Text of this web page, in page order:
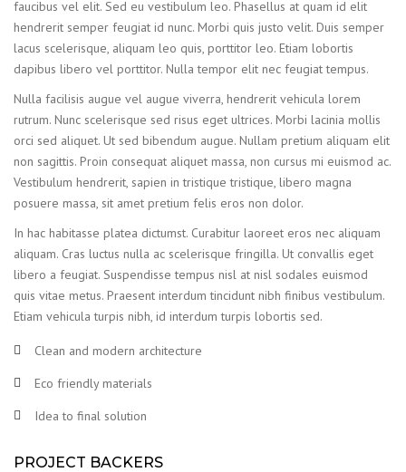
faucibus vel elit. Sed eu vestibulum leo. Phasellus at quam id elit
hendrerit semper feugiat id nunc. Morbi quis justo velit. Duis semper
lacus scelerisque, aliquam leo quis, porttitor leo. Etiam lobortis
dapibus libero vel porttitor. Nulla tempor elit nec feugiat tempus.
Nulla facilisis augue vel augue viverra, hendrerit vehicula lorem
rutrum. Nunc scelerisque sed risus eget ultrices. Morbi lacinia mollis
orci sed aliquet. Ut sed bibendum augue. Nullam pretium aliquam elit
non sagittis. Proin consequat aliquet massa, non cursus mi euismod ac.
Vestibulum hendrerit, sapien in tristique tristique, libero magna
posuere massa, sit amet pretium felis eros non dolor.
In hac habitasse platea dictumst. Curabitur laoreet eros nec aliquam
aliquam. Cras luctus nulla ac scelerisque fringilla. Ut convallis eget
libero a feugiat. Suspendisse tempus nisl at nisl sodales euismod
quis vitae metus. Praesent interdum tincidunt nibh finibus vestibulum.
Etiam vehicula turpis nibh, id interdum turpis lobortis sed.
Clean and modern architecture
Eco friendly materials
Idea to final solution
PROJECT BACKERS